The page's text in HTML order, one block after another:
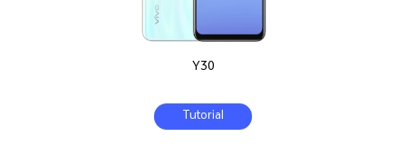
Y30
Tutorial